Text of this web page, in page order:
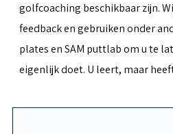
golfcoaching beschikbaar zijn.
feedback en gebruiken onder
plates en SAM puttlab om u te
eigenlijk doet. U leert, maar